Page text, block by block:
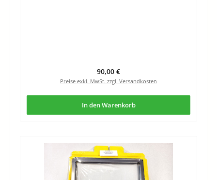
Regulärer Preis:
90,00 €
Preise exkl. MwSt. zzgl. Versandkosten
In den Warenkorb